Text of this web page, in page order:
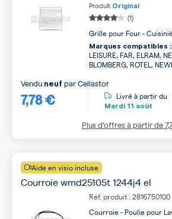
Produit Original
(1)
Grille pour Four -
Marques compatibles :
LEISURE, FAR, ELRAM,
BLOMBERG, ROTEL,
7,78 €
Vendu neuf parCellastor
Livré à partir du
Mardi 11 août
Plus d’offres à partir de
Aide en visio incluse
Courroie wmd25105t 1244j4 el
Ref. produit : 2816750100
Courroie - Poulie pour